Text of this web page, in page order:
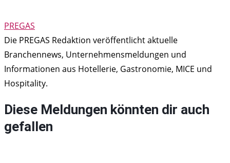
PREGAS
Die PREGAS Redaktion veröffentlicht aktuelle
Branchennews, Unternehmensmeldungen und
Informationen aus Hotellerie, Gastronomie, MICE und
Hospitality.
Diese Meldungen könnten dir auch
gefallen